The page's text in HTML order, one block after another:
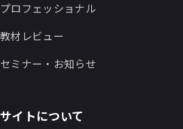
プロフェッショナル
教材レビュー
セミナー・お知らせ
サイトについて